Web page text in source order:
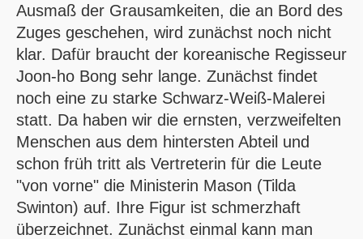
Ausmaß der Grausamkeiten, die an Bord des
Zuges geschehen, wird zunächst noch nicht
klar. Dafür braucht der koreanische Regisseur
Joon-ho Bong sehr lange. Zunächst findet
noch eine zu starke Schwarz-Weiß-Malerei
statt. Da haben wir die ernsten, verzweifelten
Menschen aus dem hintersten Abteil und
schon früh tritt als Vertreterin für die Leute
"von vorne" die Ministerin Mason (Tilda
Swinton) auf. Ihre Figur ist schmerzhaft
überzeichnet. Zunächst einmal kann man